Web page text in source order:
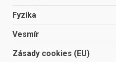
Fyzika
Vesmír
Zásady cookies (EU)